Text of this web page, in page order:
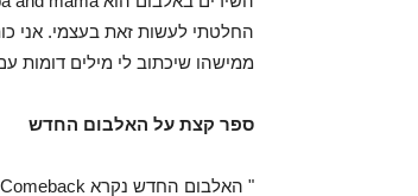
החלטתי לעשות זאת בעצמי. אני
ממישהו שיכתוב לי מילים דומות
ספר קצת על האלבום החדש